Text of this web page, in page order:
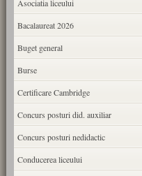
Asociatia liceului
Bacalaureat 2026
Buget general
Burse
Certificare Cambridge
Concurs posturi did. auxiliar
Concurs posturi nedidactic
Conducerea liceului